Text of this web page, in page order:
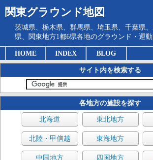
関東グラウンド地図
茨城県、栃木県、群馬県、埼玉県、千葉県、
県、関東地方1都6県各地のグラウンド・運動
HOME INDEX BLOG
サイト内を検索する
各地方の施設を探す
北海道 東北地方
北陸・甲信越 東海地方
中国地方 四国地方